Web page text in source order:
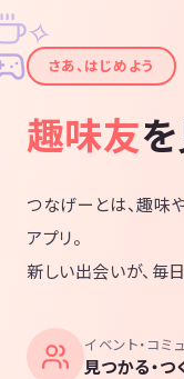
✦
✧
さあ、はじめよう
趣味友
つなげーとは、趣味
アプリ。
新しい出会いが、毎
イベント・コミ
見つかる・つ